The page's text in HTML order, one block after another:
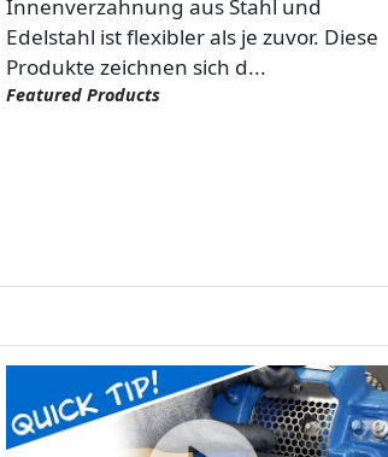
Innenverzahnung aus Stahl und
Edelstahl ist flexibler als je zuvor. Diese
Produkte zeichnen sich d...
Featured Products